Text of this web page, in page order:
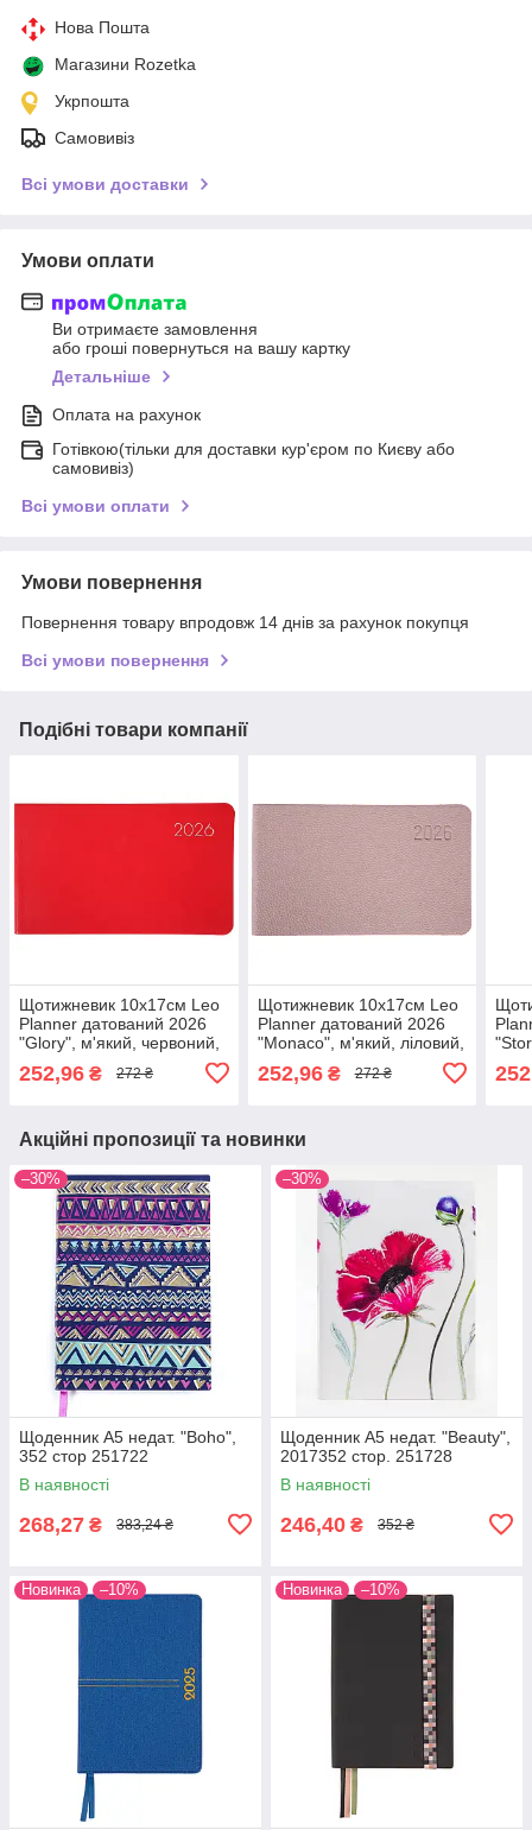
Нова Пошта
Магазини Rozetka
Укрпошта
Самовивіз
Всі умови доставки
Умови оплати
Ви отримаєте замовлення
або гроші повернуться на вашу картку
Детальніше
Оплата на рахунок
Готівкою(тільки для доставки кур'єром по Києву або
самовивіз)
Всі умови оплати
Умови повернення
Повернення товару впродовж 14 днів за рахунок покупця
Всі умови повернення
Подібні товари компанії
Щотижневик 10х17см Leo
Planner датований 2026
"Glory", м'який, червоний,
252,96 ₴ 272 ₴
Щотижневик 10х17см Leo
Planner датований 2026
"Monaco", м'який, ліловий,
252,96₴ 272 ₴
Акційні пропозиції та новинки
–30%
Щоденник А5 недат. "Boho",
352 стор 251722
В наявності
268,27 ₴ 383,24 ₴
–30%
Щоденник А5 недат. "Beauty",
2017352 стор. 251728
В наявності
246,40 ₴ 352 ₴
Новинка –10% Новинка –10%